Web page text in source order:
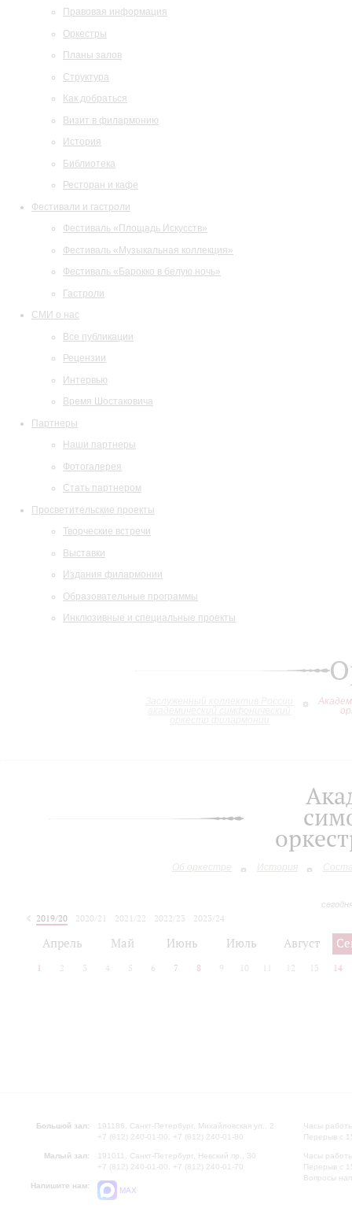
Правовая информация
Оркестры
Планы залов
Структура
Как добраться
Визит в филармонию
История
Библиотека
Ресторан и кафе
Фестивали и гастроли
Фестиваль «Площадь Искусств»
Фестиваль «Музыкальная коллекция»
Фестиваль «Барокко в белую ночь»
Гастроли
СМИ о нас
Все публикации
Рецензии
Интервью
Время Шостаковича
Партнеры
Наши партнеры
Фотогалерея
Стать партнером
Просветительские проекты
Творческие встречи
Выставки
Издания филармонии
Образовательные программы
Инклюзивные и специальные проекты
Об оркестре История
2019/20 2020/21 2021/22 2022/23
2023/24
Апрель Май Июнь Июль Август
1 2 3 4 5 6 7 8 9 10 12 13 14
Большой зал:
191186, Санкт-Петербург, Михайловская ул., 2
+7 (812) 240-01-00, +7 (812) 240-01-80
Малый зал:
191011, Санкт-Петербург, Невский пр., 30
+7 (812) 240-01-00, +7 (812) 240-01-70
Напишите нам:
MAX
Часы
Перерыв с
Часы
Перерыв с
Вопросы